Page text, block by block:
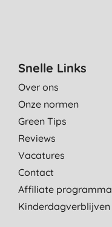
Snelle Links
Over ons
Onze normen
Green Tips
Reviews
Vacatures
Contact
Affiliate programma
Kinderdagverblijven